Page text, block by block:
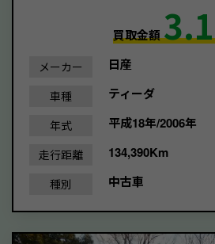
買取金額3.1
メーカー 日産
車種 ティーダ
年式 平成18年/2006年
走行距離 134,390Km
種別 中古車